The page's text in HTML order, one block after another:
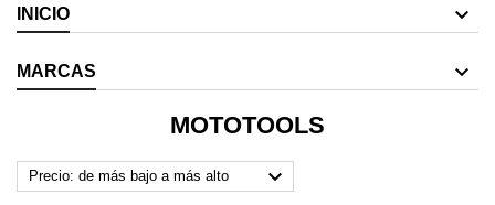
INICIO
MARCAS
MOTOTOOLS
Precio: de más bajo a más alto 